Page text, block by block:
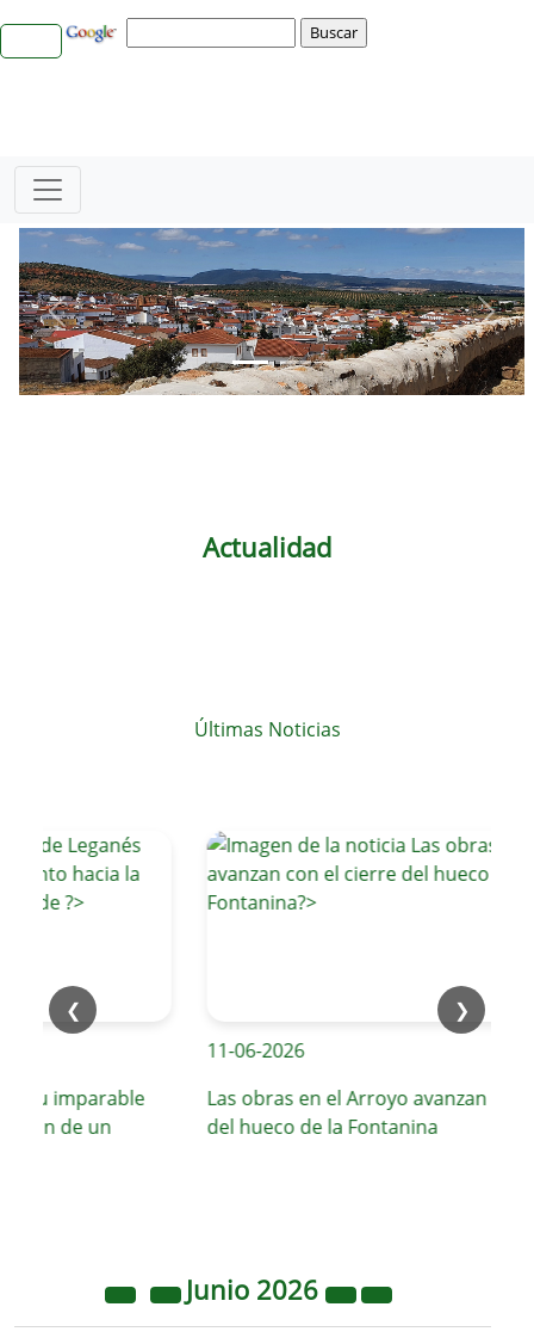
Actualidad
Últimas Noticias
❮ ❯
su imparable
de un
11-06-2026
Las obras en el Arroyo avanzan con
del hueco de la Fontanina
Junio 2026